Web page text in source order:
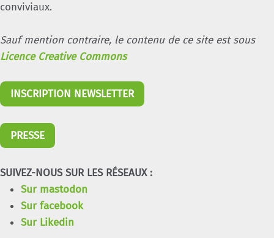
conviviaux.
Sauf mention contraire, le contenu de ce site est sous
Licence Creative Commons
INSCRIPTION NEWSLETTER
PRESSE
SUIVEZ-NOUS SUR LES RÉSEAUX :
Sur mastodon
Sur facebook
Sur Likedin